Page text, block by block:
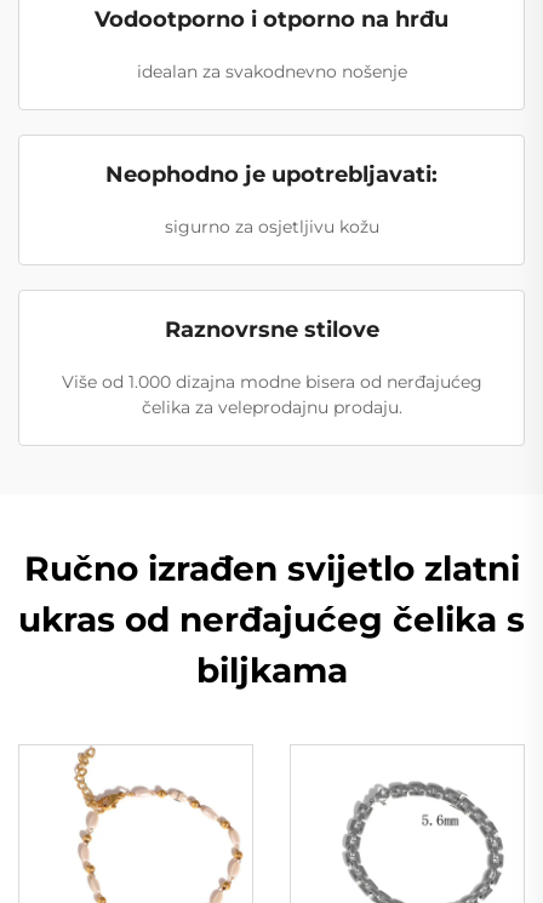
Vodootporno i otporno na hrđu
idealan za svakodnevno nošenje
Neophodno je upotrebljavati:
sigurno za osjetljivu kožu
Raznovrsne stilove
Više od 1.000 dizajna modne bisera od nerđajućeg
čelika za veleprodajnu prodaju.
Ručno izrađen svijetlo zlatni
ukras od nerđajućeg čelika s
biljkama